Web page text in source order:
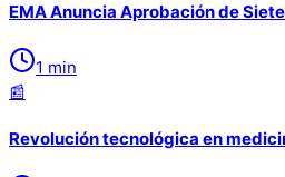
EMA Anuncia Aprobación de
1 min
📰
Revolución tecnológica en